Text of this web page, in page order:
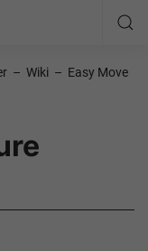
– Wiki – Easy Move